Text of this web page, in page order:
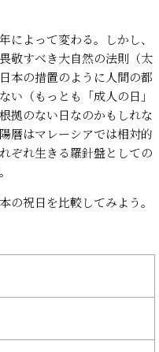
よって変わる。しかし、
敬すべき大自然の法則（太
本の措置のように人間の都
い（もっとも「成人の日」
拠のない日なのかもしれな
暦はマレーシアでは相対的
ぞれ生きる羅針盤としての
の祝日を比較してみよう。